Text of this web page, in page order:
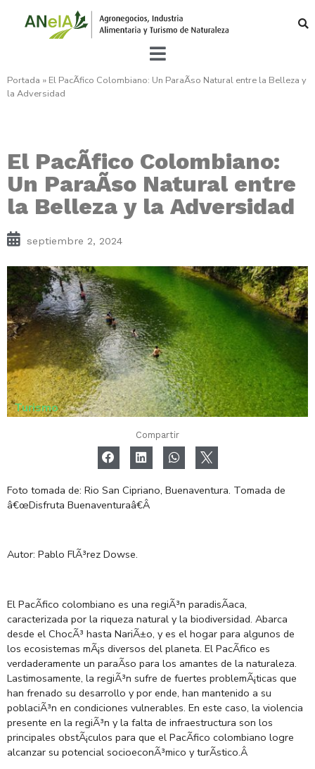
Portada » El PacÃ­fico Colombiano: Un ParaÃ­so Natural entre la Belleza y
la Adversidad
El PacÃ­fico Colombiano:
Un ParaÃ­so Natural entre
la Belleza y la Adversidad
septiembre 2, 2024
Turismo
Compartir
Foto tomada de: Rio San Cipriano, Buenaventura. Tomada de
â€œDisfruta Buenaventuraâ€Â
Autor: Pablo FlÃ³rez Dowse.
El PacÃ­fico colombiano es una regiÃ³n paradisÃ­aca,
caracterizada por la riqueza natural y la biodiversidad. Abarca
desde el ChocÃ³ hasta NariÃ±o, y es el hogar para algunos de
los ecosistemas mÃ¡s diversos del planeta. El PacÃ­fico es
verdaderamente un paraÃ­so para los amantes de la naturaleza.
Lastimosamente, la regiÃ³n sufre de fuertes problemÃ¡ticas que
han frenado su desarrollo y por ende, han mantenido a su
poblaciÃ³n en condiciones vulnerables. En este caso, la violencia
presente en la regiÃ³n y la falta de infraestructura son los
principales obstÃ¡culos para que el PacÃ­fico colombiano logre
alcanzar su potencial socioeconÃ³mico y turÃ­stico.Â